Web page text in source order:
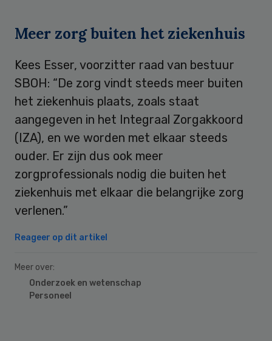
Meer zorg buiten het ziekenhuis
Kees Esser, voorzitter raad van bestuur
SBOH: “De zorg vindt steeds meer buiten
het ziekenhuis plaats, zoals staat
aangegeven in het Integraal Zorgakkoord
(IZA), en we worden met elkaar steeds
ouder. Er zijn dus ook meer
zorgprofessionals nodig die buiten het
ziekenhuis met elkaar die belangrijke zorg
verlenen.”
Reageer op dit artikel
Meer over:
Onderzoek en wetenschap
Personeel